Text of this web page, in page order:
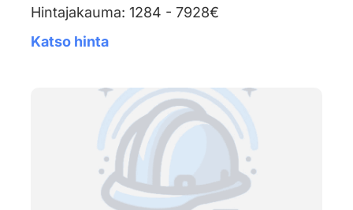
Hintajakauma: 1284 - 7928€
Katso hinta